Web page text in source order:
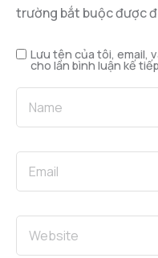
trường bắt buộc được
Lưu tên của tôi, email,
cho lần bình luận kế